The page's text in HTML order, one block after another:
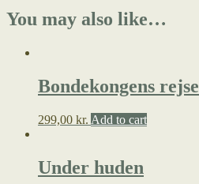
You may also like…
Bondekongens rejse
299,00 kr. Add to cart
Under huden